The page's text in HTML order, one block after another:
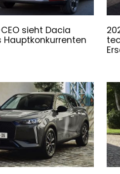
sieht Dacia
Hauptkonkurrenten